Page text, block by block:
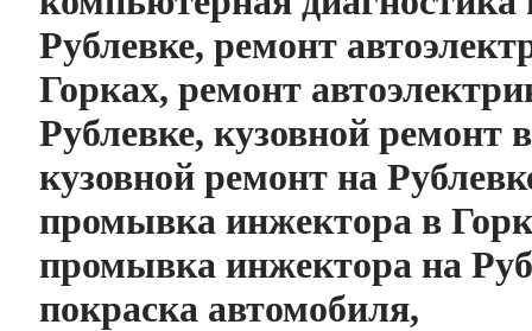
Рублевке, ремонт
Горках, ремонт
Рублевке, кузовной ремонт
кузовной ремонт на
промывка инжектора в
промывка инжектора на
покраска автомобиля,